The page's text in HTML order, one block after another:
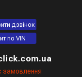
дзвінок
по VIN
замовлення